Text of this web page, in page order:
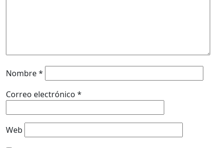
Nombre*
Correo electrónico *
Web